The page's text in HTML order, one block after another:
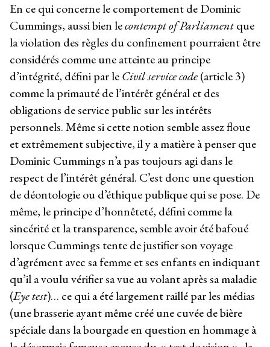
En ce qui concerne le comportement de Dominic
Cummings, aussi bien lecontempt of Parliamentque
la violation des règles du confinement pourraient être
considérés comme une atteinte au principe
d’intégrité, défini par leCivil service code(article 3)
comme la primauté de l’intérêt général et des
obligations de service public sur les intérêts
personnels. Même si cette notion semble assez floue
et extrêmement subjective, il y a matière à penser que
Dominic Cummings n’a pas toujours agi dans le
respect de l’intérêt général. C’est donc une question
de déontologie ou d’éthique publique qui se pose. De
même, le principe d’honnêteté, défini comme la
sincérité et la transparence, semble avoir été bafoué
lorsque Cummings tente de justifier son voyage
d’agrément avec sa femme et ses enfants en indiquant
qu’il a voulu vérifier sa vue au volant après sa maladie
(Eye test)… ce qui a été largement raillé par les médias
(une brasserie ayant même créé une cuvée de bière
spéciale dans la bourgade en question en hommage à